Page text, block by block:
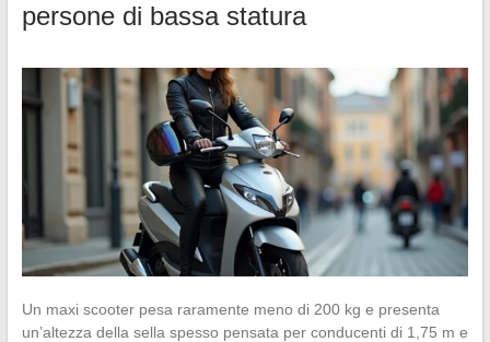
persone di bassa statura
Un maxi scooter pesa raramente meno di 200 kg e presenta
un’altezza della sella spesso pensata per conducenti di 1,75 m e